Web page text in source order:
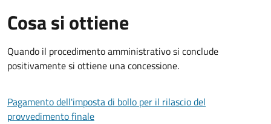
Cosa si ottiene
Quando il procedimento amministrativo si conclude
positivamente si ottiene una concessione.
Pagamento dell'imposta di bollo per il rilascio del
provvedimento finale